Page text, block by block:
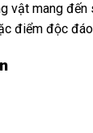
vật mang
điểm độc đáo